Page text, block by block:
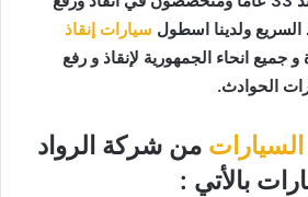
السريع ولدينا اسطول سيارات إنقاذ
انحاء الجمهورية لإنقاذ و رفع
الحوادث.
السيارات من شركة الرواد
بالأتي :